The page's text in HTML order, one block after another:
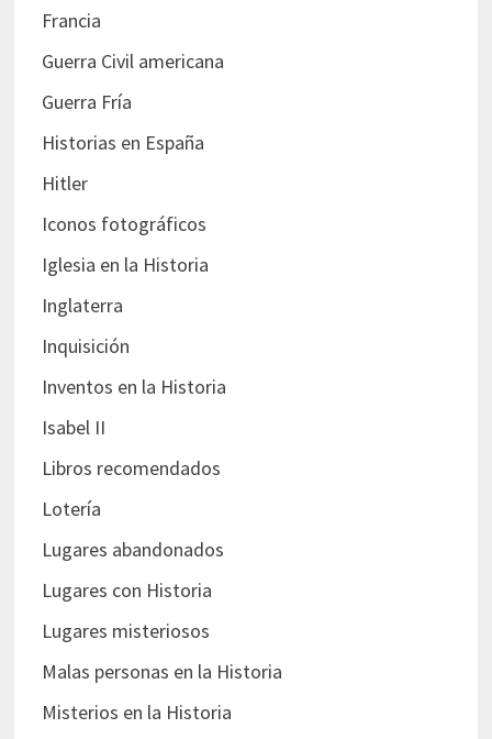
Francia
Guerra Civil americana
Guerra Fría
Historias en España
Hitler
Iconos fotográficos
Iglesia en la Historia
Inglaterra
Inquisición
Inventos en la Historia
Isabel II
Libros recomendados
Lotería
Lugares abandonados
Lugares con Historia
Lugares misteriosos
Malas personas en la Historia
Misterios en la Historia